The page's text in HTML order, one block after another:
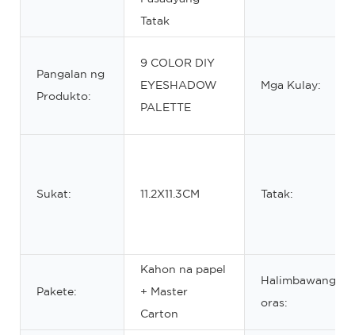
Tatak
Pangalan ng
Produkto:
9 COLOR DIY
EYESHADOW
PALETTE
Mga Kulay:
Sukat: 11.2X11.3CM Tatak:
Pakete:
Kahon na papel
+ Master
Carton
Halimbawang
oras: